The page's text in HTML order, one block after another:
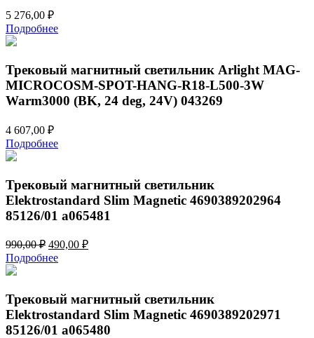
5 276,00 ₽
Подробнее
Трековый магнитный светильник Arlight MAG-
MICROCOSM-SPOT-HANG-R18-L500-3W
Warm3000 (BK, 24 deg, 24V) 043269
4 607,00 ₽
Подробнее
Трековый магнитный светильник
Elektrostandard Slim Magnetic 4690389202964
85126/01 a065481
990,00₽ Первоначальная
цена
составляла
490,00 ₽Текущая
Подробнее
Трековый магнитный светильник
Elektrostandard Slim Magnetic 4690389202971
85126/01 a065480